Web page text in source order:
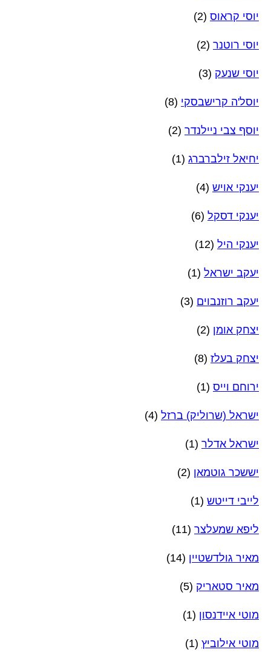
יוסי קראוס (2)
יוסי רוטנר (2)
יוסי שנעק (3)
יוסל'ה קרישבסקי (8)
יוסף צבי ניילנדר (2)
יחיאל זילברברג (1)
יענקי אויש (4)
יענקי דסקל (6)
יענקי היל (12)
יעקב ישראל (1)
יעקב רוזנבוים (3)
יצחק אומן (2)
יצחק בעלז (8)
ירוחם וייס (1)
ישראל (שרוליק) ברזל (4)
ישראל אדלר (1)
יששכר גוטמאן (2)
לייבי דייטש (1)
ליפא שמעלצר (11)
מאיר גולדשטיין (14)
מאיר סטאריק (5)
מוטי איידנסון (1)
מוטי אילוביץ (1)